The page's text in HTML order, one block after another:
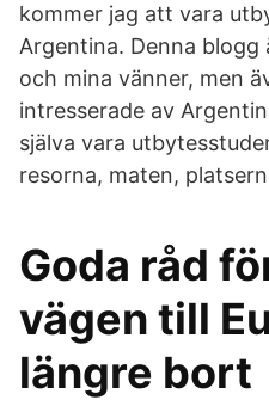
kommer jag att vara
Argentina. Denna
och mina vänner, men
intresserade av
själva vara
resorna, maten,
Goda råd
vägen till
längre bort